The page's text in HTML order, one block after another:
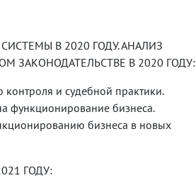
В 2020 ГОДУ. АНАЛИЗ
ЗАКОНОДАТЕЛЬСТВЕ В 2020 ГОДУ:
и судебной практики.
функционирование бизнеса.
бизнеса в новых
ГОДУ: